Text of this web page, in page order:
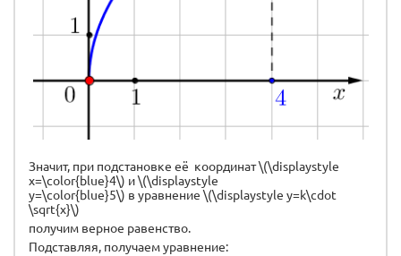
Значит, при подстановке её координат \(\displaystyle
x=\color{blue}4\) и \(\displaystyle
y=\color{blue}5\) в уравнение \(\displaystyle y=k\cdot
\sqrt{x}\)
получим верное равенство.
Подставляя, получаем уравнение: